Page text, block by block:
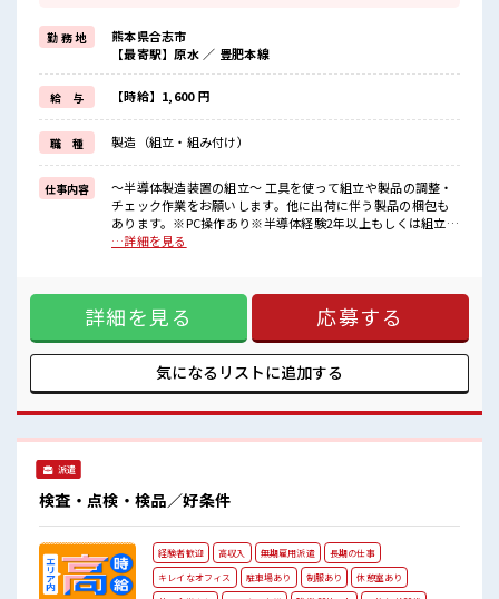
(1)1年間で寮費手当最大60万円相当
(2)ワンルーム寮完備
(3)TV/冷蔵庫/洗濯機/エアコンなどは備え付け
(4)駐車場完備なのでマイカー持ち込みOK
ほかにも...
赴任時は現地までの移動交通費も規定支給！
就業先にはチケット制の社員食堂が利用可♪
【無期雇用派遣】
◎当社と期間制限のない雇用契約を結んだ上で、
派遣先で働けます◎
■最短即日入社決定！
条件があえば応募のその日に入社決定もできる！
※就業先による/規定有
■職場の雰囲気
≪20代・30代活躍中≫
大手企業で安心の長期就業が可能！
元気でやる気のある方大歓迎！
キレイな職場でカイテキ作業♪
勤 務 地
熊本県合志市
【最寄駅】原水 ／ 豊肥本線
給 与 【時給】1,600 円
職 種 製造（組立・組み付け）
仕事内容
～半導体製造装置の組立～ 工具を使って組立や製品の調整・
チェック作業をお願いします。他に出荷に伴う製品の梱包も
あります。※PC操作あり※半導体経験2年以上もしくは組立経
験1年以上ある方 ※寮アリのお仕事！一人暮らしスタートにも
(*≧∀≦)ゞ 寮費手当があるので毎月安心！ (1)1年間で寮費手
当最大60万円相当 (2)ワンルーム寮完備 (3)TV/冷蔵庫/洗濯機/
エアコンなどは備え付け (4)駐車場完備なのでマイカー持ち込
みOK ほかにも... 赴任時は現地までの移動交通費も規定支給！
就業先にはチケット制の社員食堂が利用可♪ 【無期雇用派
遣】 ◎当社と期間制限のない雇用契約を結んだ上で、 派遣先
日に入社決定もできる！ ■最短3営業日で入寮も可！ ※就業
先による/規定有 ■職場の雰囲気 ≪20代・30代活躍中≫ 大手
あり◎安心スタートOK！ #ryo
…詳細を見る
詳細を見る 応募する
気になるリストに追加する
派遣
検査・点検・検品／好条件
経験者歓迎 高収入 無期雇用派遣
長期の仕事
キレイなオフィス
駐車場あり 制服あり
休憩室あり